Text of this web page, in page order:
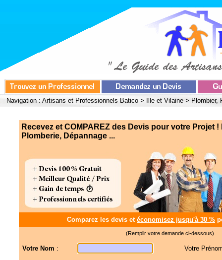
Navigation : Artisans et Professionnels Batico > Ille et Vilaine > Plombier,
Recevez et COMPAREZ des Devis pour votre Projet !
Plomberie, Dépannage ...
Comparez les devis et économisez jusqu'à 30 %
(Remplir votre demande ci-dessous)
Votre Nom : Votre